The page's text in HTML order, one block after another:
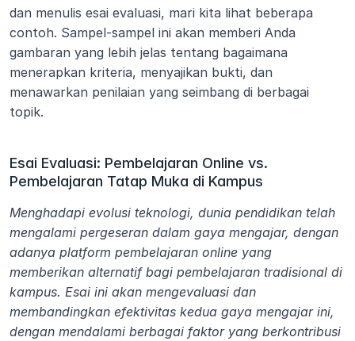
dan menulis esai evaluasi, mari kita lihat beberapa
contoh. Sampel-sampel ini akan memberi Anda
gambaran yang lebih jelas tentang bagaimana
menerapkan kriteria, menyajikan bukti, dan
menawarkan penilaian yang seimbang di berbagai
topik.
Esai Evaluasi: Pembelajaran Online vs.
Pembelajaran Tatap Muka di Kampus
Menghadapi evolusi teknologi, dunia pendidikan telah
mengalami pergeseran dalam gaya mengajar, dengan
adanya platform pembelajaran online yang
memberikan alternatif bagi pembelajaran tradisional di
kampus. Esai ini akan mengevaluasi dan
membandingkan efektivitas kedua gaya mengajar ini,
dengan mendalami berbagai faktor yang berkontribusi